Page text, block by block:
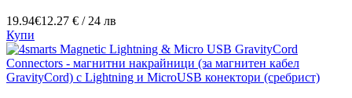
19.94€12.27 € / 24 лв
Купи